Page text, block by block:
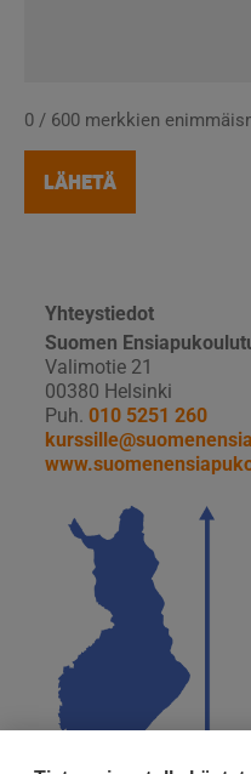
0 / 600 merkkien
Yhteystiedot
Suomen
Valimotie 21
00380 Helsinki
Puh. 010 5251 260